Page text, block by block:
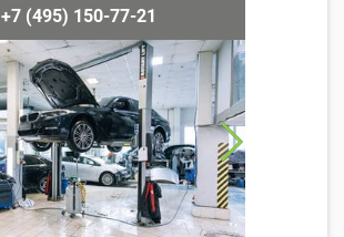
+7 (495) 150-77-21